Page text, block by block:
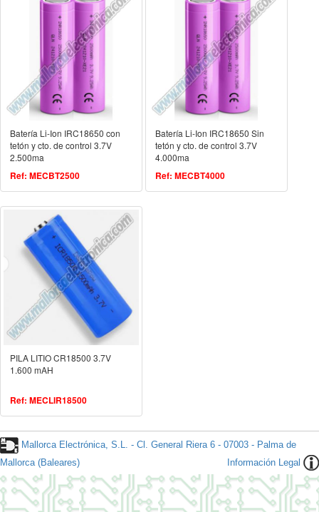
Batería Li-Ion IRC18650 con
tetón y cto. de control 3.7V
2.500ma
Ref: MECBT2500
Batería Li-Ion IRC18650 Sin
tetón y cto. de control 3.7V
4.000ma
Ref: MECBT4000
PILA LITIO CR18500 3.7V
1.600 mAH
Ref: MECLIR18500
Mallorca Electrónica, S.L. - Cl. General Riera 6 - 07003 - Palma de
Mallorca (Baleares)
Información Legal